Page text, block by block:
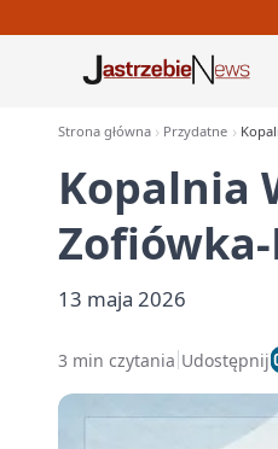
Strona główna Przydatne
Kopalnia
13 maja 2026
3 min czytania Udostępnij